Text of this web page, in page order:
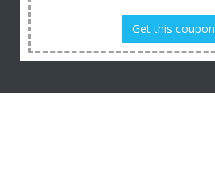
Get this coupon